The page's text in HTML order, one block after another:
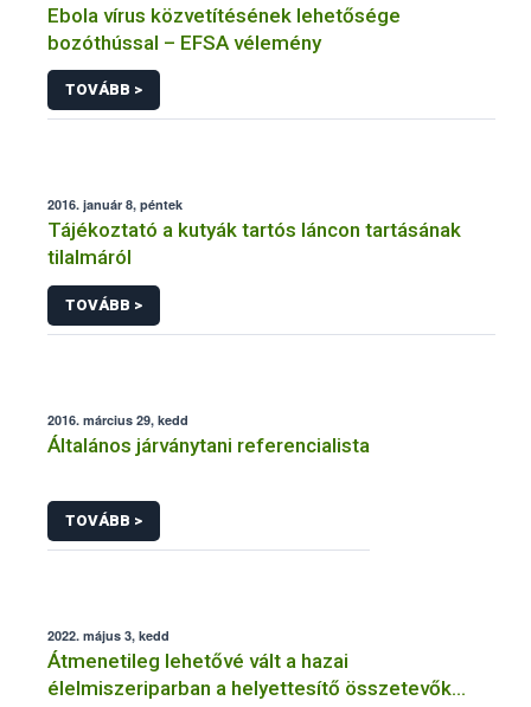
Ebola vírus közvetítésének lehetősége
bozóthússal – EFSA vélemény
TOVÁBB >
2016. január 8, péntek
Tájékoztató a kutyák tartós láncon tartásának
tilalmáról
TOVÁBB >
2016. március 29, kedd
Általános járványtani referencialista
TOVÁBB >
2022. május 3, kedd
Átmenetileg lehetővé vált a hazai
élelmiszeriparban a helyettesítő összetevők